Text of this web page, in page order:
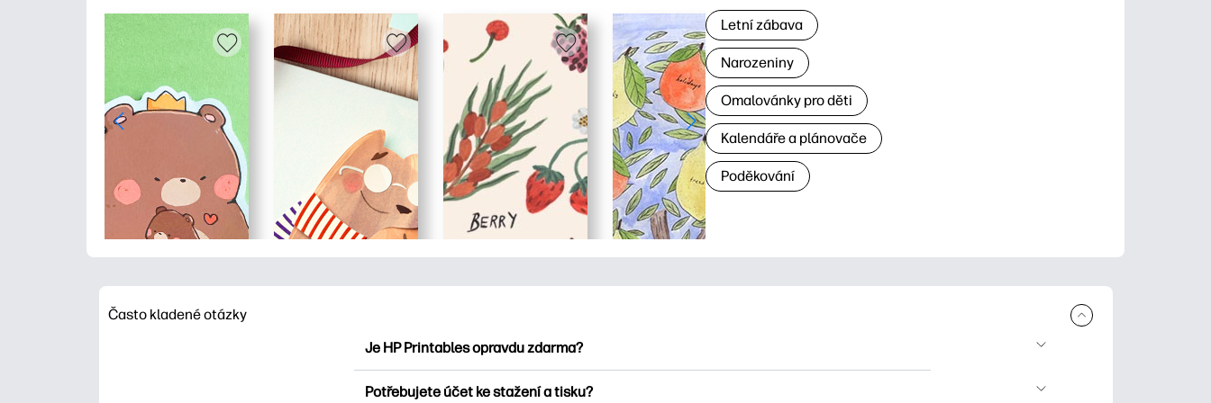
Letní zábava
Narozeniny
Omalovánky pro děti
Kalendáře a plánovače
Poděkování
Často kladené otázky
Je HP Printables opravdu zdarma?
Potřebujete účet ke stažení a tisku?